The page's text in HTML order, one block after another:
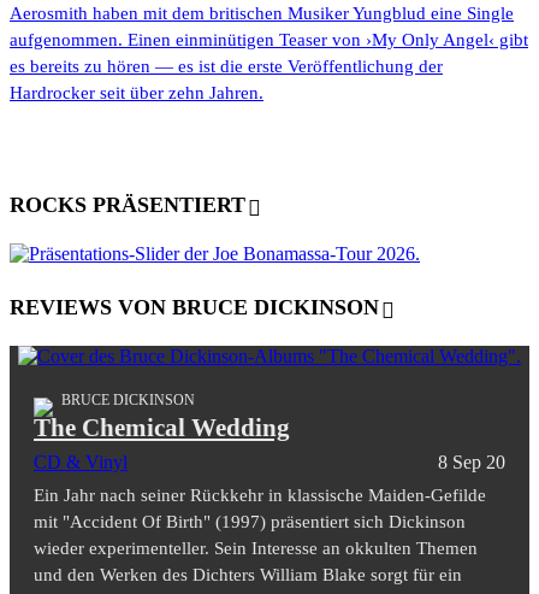
Aerosmith haben mit dem britischen Musiker Yungblud eine Single
aufgenommen. Einen einminütigen Teaser von ›My Only Angel‹ gibt
es bereits zu hören — es ist die erste Veröffentlichung der
Hardrocker seit über zehn Jahren.
ROCKS PRÄSENTIERT
REVIEWS VON BRUCE DICKINSON
BRUCE DICKINSON
The Chemical Wedding
CD & Vinyl 8 Sep 20
Ein Jahr nach seiner Rückkehr in klassische Maiden-Gefilde
mit "Accident Of Birth" (1997) präsentiert sich Dickinson
wieder experimenteller. Sein Interesse an okkulten Themen
und den Werken des Dichters William Blake sorgt für ein